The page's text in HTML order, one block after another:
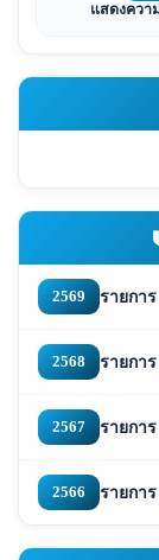
แสดงควา
2569 รายกา
2568 รายกา
2567 รายกา
2566 รายกา